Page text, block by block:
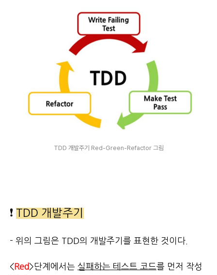
TDD 개발주기 Red-Green-Refactor 그림
❗ TDD 개발주기
- 위의 그림은 TDD의 개발주기를 표현한 것이다.
<Red>단계에서는 실패하는 테스트 코드를 먼저 작성